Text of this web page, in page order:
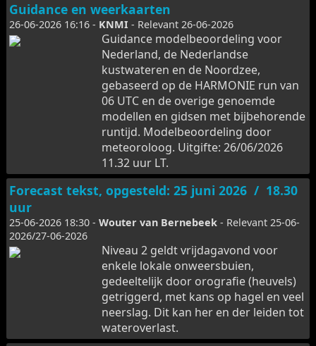
Guidance en weerkaarten
26-06-2026 16:16 - KNMI - Relevant 26-06-2026
Guidance modelbeoordeling voor
Nederland, de Nederlandse
kustwateren en de Noordzee,
gebaseerd op de HARMONIE run van
06 UTC en de overige genoemde
modellen en gidsen met bijbehorende
runtijd. Modelbeoordeling door
meteoroloog. Uitgifte: 26/06/2026
11.32 uur LT.
Forecast tekst, opgesteld: 25 juni 2026 / 18.30
uur
25-06-2026 18:30 - Wouter van Bernebeek- Relevant 25-06-
2026/27-06-2026
Niveau 2 geldt vrijdagavond voor
enkele lokale onweersbuien,
gedeeltelijk door orografie (heuvels)
getriggerd, met kans op hagel en veel
neerslag. Dit kan her en der leiden tot
wateroverlast.